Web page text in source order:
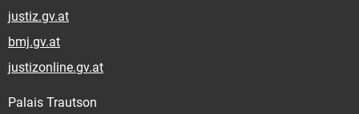
justiz.gv.at
bmj.gv.at
justizonline.gv.at
Palais Trautson